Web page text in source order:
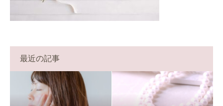
最近の記事